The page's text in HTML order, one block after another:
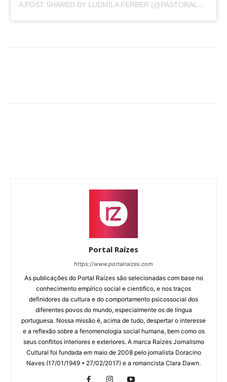
A POST SHARED BY LUDMILA FERBER (@PASTORALUDMILAFERBER)
Portal Raízes
https://www.portalraizes.com
As publicações do Portal Raízes são selecionadas com base no
conhecimento empírico social e cientifico, e nos traços
definidores da cultura e do comportamento psicossocial dos
diferentes povos do mundo, especialmente os de língua
portuguesa. Nossa missão é, acima de tudo, despertar o interesse
e a reflexão sobre a fenomenologia social humana, bem como os
seus conflitos interiores e exteriores. A marca Raízes Jornalismo
Cultural foi fundada em maio de 2008 pelo jornalista Doracino
Naves (17/01/1949 * 27/02/2017) e a romancista Clara Dawn.